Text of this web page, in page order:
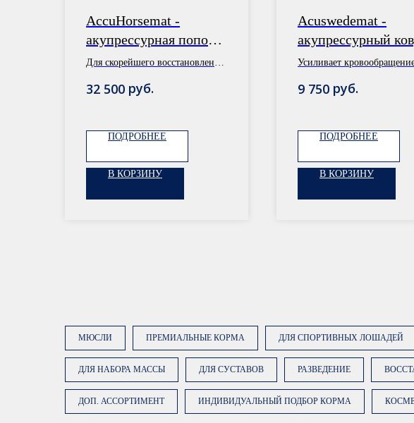
AccuHorsemat -
акупрессурная попона
для лошадей
Для скорейшего восстановления
кровообращения
32 500 руб.
ПОДРОБНЕЕ
В КОРЗИНУ
Acuswedemat -
акупрессурный
Усиливает
9 750 руб.
ПОДРОБНЕЕ
В КОРЗИНУ
МЮСЛИ ПРЕМИАЛЬНЫЕ КОРМА ДЛЯ СПОРТИВНЫХ ЛОШАДЕЙ
ДЛЯ НАБОРА МАССЫ ДЛЯ СУСТАВОВ РАЗВЕДЕНИЕ
ДОП. АССОРТИМЕНТ ИНДИВИДУАЛЬНЫЙ ПОДБОР КОРМА
ОСТАВЬТЕ ЗАЯВКУ